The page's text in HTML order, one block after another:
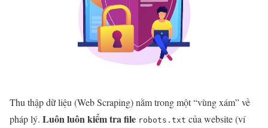
Thu thập dữ liệu (Web Scraping) nằm trong một “vùng xám” về
pháp lý. Luôn luôn kiểm tra file robots.txt của website (ví